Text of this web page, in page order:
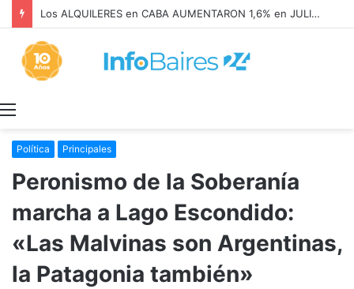
Política Principales
Peronismo de la Soberanía
marcha a Lago Escondido:
«Las Malvinas son Argentinas,
la Patagonia también»